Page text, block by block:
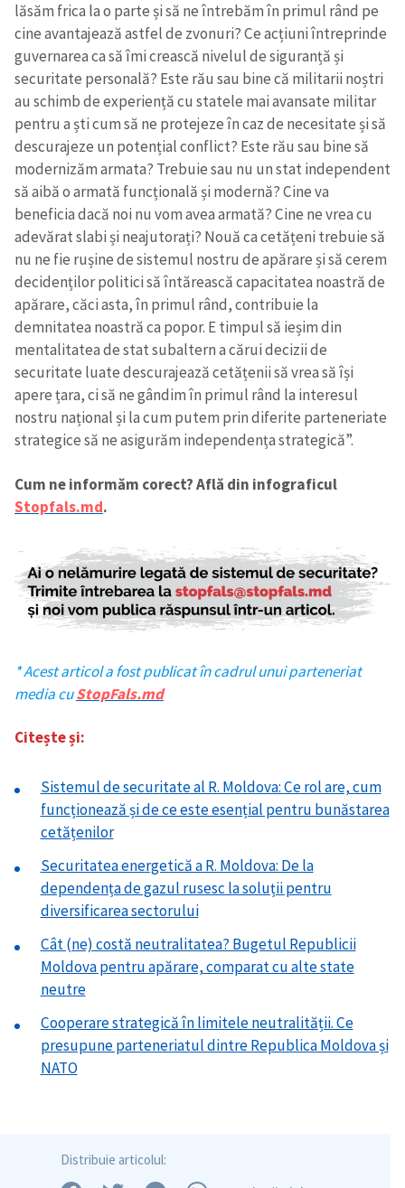
lăsăm frica la o parte și să ne întrebăm în primul rând pe
cine avantajează astfel de zvonuri? Ce acțiuni întreprinde
guvernarea ca să îmi crească nivelul de siguranță și
securitate personală? Este rău sau bine că militarii noștri
au schimb de experiență cu statele mai avansate militar
pentru a ști cum să ne protejeze în caz de necesitate și să
descurajeze un potențial conflict? Este rău sau bine să
modernizăm armata? Trebuie sau nu un stat independent
să aibă o armată funcțională și modernă? Cine va
beneficia dacă noi nu vom avea armată? Cine ne vrea cu
adevărat slabi și neajutorați? Nouă ca cetățeni trebuie să
nu ne fie rușine de sistemul nostru de apărare și să cerem
decidenților politici să întărească capacitatea noastră de
apărare, căci asta, în primul rând, contribuie la
demnitatea noastră ca popor. E timpul să ieșim din
mentalitatea de stat subaltern a cărui decizii de
securitate luate descurajează cetățenii să vrea să își
apere țara, ci să ne gândim în primul rând la interesul
nostru național și la cum putem prin diferite parteneriate
strategice să ne asigurăm independența strategică”.
Cum ne informăm corect? Află din infograficul
Stopfals.md.
* Acest articol a fost publicat în cadrul unui parteneriat
media cuStopFals.md
Citește și:
Sistemul de securitate al R. Moldova: Ce rol are, cum
funcționează și de ce este esențial pentru bunăstarea
cetățenilor
Securitatea energetică a R. Moldova: De la
dependența de gazul rusesc la soluții pentru
diversificarea sectorului
Cât (ne) costă neutralitatea? Bugetul Republicii
Moldova pentru apărare, comparat cu alte state
neutre
Cooperare strategică în limitele neutralității. Ce
presupune parteneriatul dintre Republica Moldova și
NATO
Distribuie articolul:
ȘTIREA MEA